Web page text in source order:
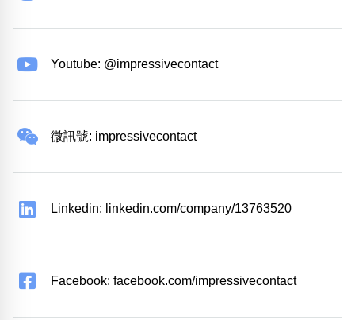
Youtube: @impressivecontact
微訊號: impressivecontact
Linkedin: linkedin.com/company/13763520
Facebook: facebook.com/impressivecontact